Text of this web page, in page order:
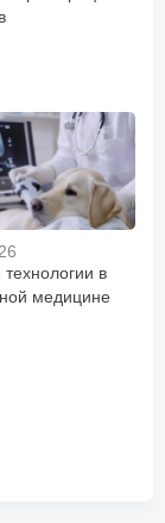
в
медицине